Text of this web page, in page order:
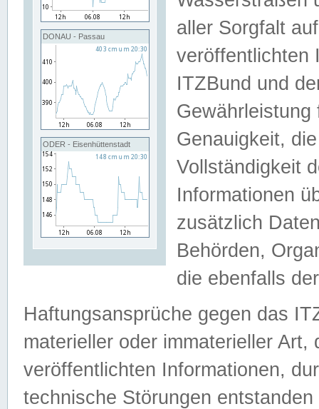
DONAU - Passau
ODER - Eisenhüttenstadt
aller Sorgfalt
veröffentlichten
ITZBund und
Genauigkeit,
Vollständigkeit
Informationen
zusätzlich
Behörden,
die ebenfalls
Haftungsansprüche gegen das
materieller oder immaterieller
veröffentlichten Informationen,
technische Störungen